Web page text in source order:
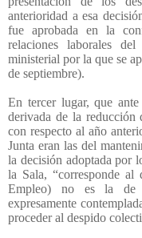
anterioridad a esa
fue aprobada en la
relaciones laborales
ministerial por la que se
de septiembre).
En tercer lugar, que
derivada de la reducción
con respecto al año
Junta eran las del
la decisión adoptada por
la Sala, “corresponde al
Empleo) no es la de
expresamente
proceder al despido